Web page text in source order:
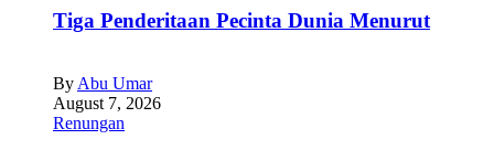
Tiga Penderitaan Pecinta Dunia Menurut
By Abu Umar
August 7, 2026
Renungan